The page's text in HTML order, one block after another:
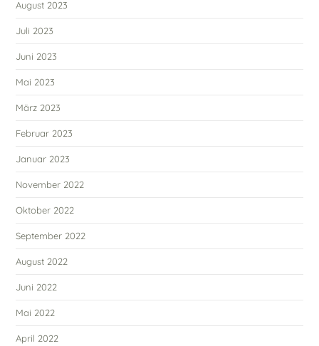
August 2023
Juli 2023
Juni 2023
Mai 2023
März 2023
Februar 2023
Januar 2023
November 2022
Oktober 2022
September 2022
August 2022
Juni 2022
Mai 2022
April 2022